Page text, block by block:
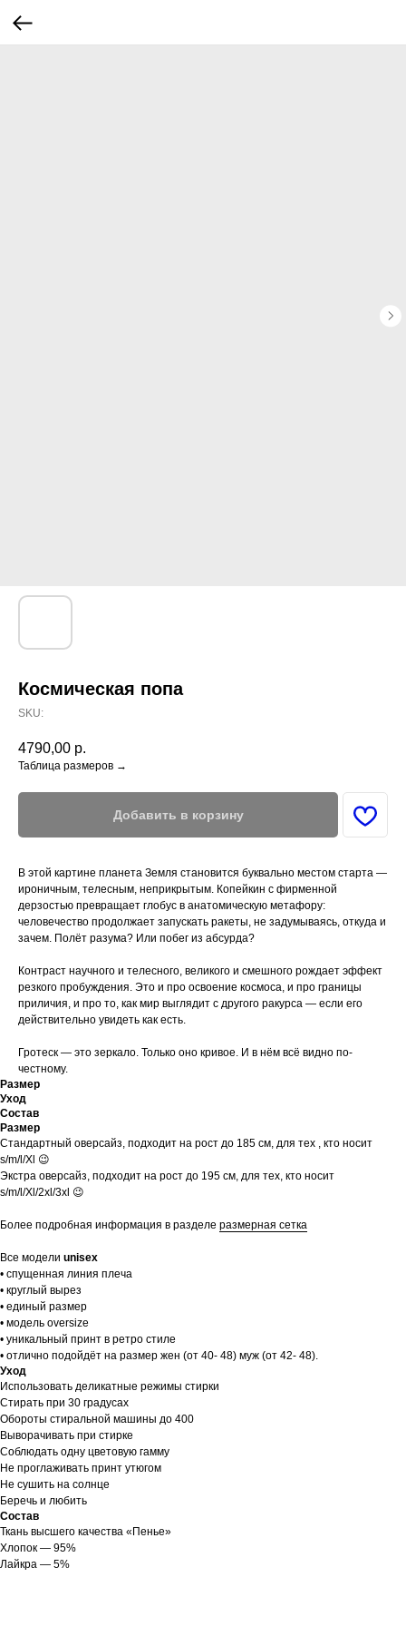
Космическая попа
SKU:
4790,00 р.
Таблица размеров →
Добавить в корзину
В этой картине планета Земля становится буквально местом старта —
ироничным, телесным, неприкрытым. Копейкин с фирменной
дерзостью превращает глобус в анатомическую метафору:
человечество продолжает запускать ракеты, не задумываясь, откуда и
зачем. Полёт разума? Или побег из абсурда?
Контраст научного и телесного, великого и смешного рождает эффект
резкого пробуждения. Это и про освоение космоса, и про границы
приличия, и про то, как мир выглядит с другого ракурса — если его
действительно увидеть как есть.
Гротеск — это зеркало. Только оно кривое. И в нём всё видно по-
честному.
Размер
Уход
Состав
Размер
Стандартный оверсайз, подходит на рост до 185 см, для тех , кто носит
s/m/l/Xl 😉
Экстра оверсайз, подходит на рост до 195 см, для тех, кто носит
s/m/l/Xl/2xl/3xl 😉
Более подробная информация в разделе размерная сетка
Все модели unisex
• спущенная линия плеча
• круглый вырез
• единый размер
• модель oversize
• уникальный принт в ретро стиле
• отлично подойдёт на размер жен (от 40- 48) муж (от 42- 48).
Уход
Использовать деликатные режимы стирки
Стирать при 30 градусах
Обороты стиральной машины до 400
Выворачивать при стирке
Соблюдать одну цветовую гамму
Не проглаживать принт утюгом
Не сушить на солнце
Беречь и любить
Состав
Ткань высшего качества «Пенье»
Хлопок — 95%
Лайкра — 5%